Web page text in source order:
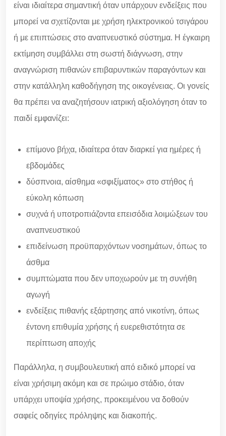
είναι ιδιαίτερα σημαντική όταν υπάρχουν ενδείξεις που
μπορεί να σχετίζονται με χρήση ηλεκτρονικού τσιγάρου
ή με επιπτώσεις στο αναπνευστικό σύστημα. Η έγκαιρη
εκτίμηση συμβάλλει στη σωστή διάγνωση, στην
αναγνώριση πιθανών επιβαρυντικών παραγόντων και
στην κατάλληλη καθοδήγηση της οικογένειας. Οι γονείς
θα πρέπει να αναζητήσουν ιατρική αξιολόγηση όταν το
παιδί εμφανίζει:
επίμονο βήχα, ιδιαίτερα όταν διαρκεί για ημέρες ή
εβδομάδες
δύσπνοια, αίσθημα «σφιξίματος» στο στήθος ή
εύκολη κόπωση
συχνά ή υποτροπιάζοντα επεισόδια λοιμώξεων του
αναπνευστικού
επιδείνωση προϋπαρχόντων νοσημάτων, όπως το
άσθμα
συμπτώματα που δεν υποχωρούν με τη συνήθη
αγωγή
ενδείξεις πιθανής εξάρτησης από νικοτίνη, όπως
έντονη επιθυμία χρήσης ή ευερεθιστότητα σε
περίπτωση αποχής
Παράλληλα, η συμβουλευτική από ειδικό μπορεί να
είναι χρήσιμη ακόμη και σε πρώιμο στάδιο, όταν
υπάρχει υποψία χρήσης, προκειμένου να δοθούν
σαφείς οδηγίες πρόληψης και διακοπής.